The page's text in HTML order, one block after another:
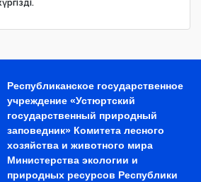
Республиканское государственное
учреждение «Устюртский
государственный природный
заповедник» Комитета лесного
хозяйства и животного мира
Министерства экологии и
природных ресурсов Республики